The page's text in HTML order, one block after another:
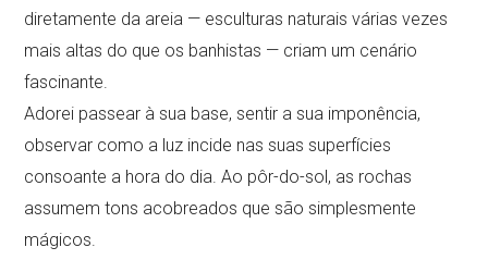
diretamente da areia — esculturas naturais várias vezes
mais altas do que os banhistas — criam um cenário
fascinante.
Adorei passear à sua base, sentir a sua imponência,
observar como a luz incide nas suas superfícies
consoante a hora do dia. Ao pôr-do-sol, as rochas
assumem tons acobreados que são simplesmente
mágicos.